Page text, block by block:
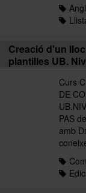
Creació d'un
plantilles UB.
Curs
DE
PAS
amb